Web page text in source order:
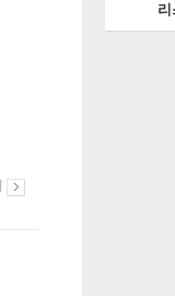
리